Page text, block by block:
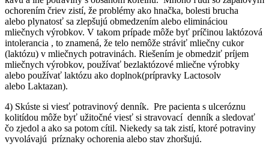
ochorením čriev zistí, že problémy ako hnačka, bolesti brucha
alebo plynatosť sa zlepšujú obmedzením alebo elimináciou
mliečnych výrobkov. V takom prípade môže byť príčinou laktózová
intolerancia , to znamená, že telo nemôže stráviť mliečny cukor
(laktózu) v mliečnych potravinách. Riešením je obmedziť príjem
mliečnych výrobkov, používať bezlaktózové mliečne výrobky
alebo používať laktózu ako doplnok(prípravky Lactosolv
alebo Laktazan).
4) Skúste si viesť potravinový denník. Pre pacienta s ulceróznu
kolitídou môže byť užitočné viesť si stravovací denník a sledovať
čo zjedol a ako sa potom cítil. Niekedy sa tak zistí, ktoré potraviny
vyvolávajú príznaky ochorenia alebo stav zhoršujú.